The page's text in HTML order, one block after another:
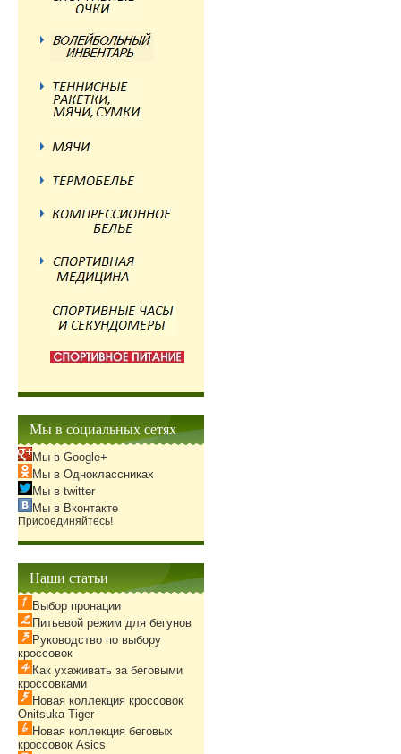
Мы в социальных сетях
Мы в Google+
Мы в Одноклассниках
Мы в twitter
Мы в Вконтакте
Присоединяйтесь!
Наши статьи
Выбор пронации
Питьевой режим для бегунов
Руководство по выбору
кроссовок
Как ухаживать за беговыми
кроссовками
Новая коллекция кроссовок
Onitsuka Tiger
Новая коллекция беговых
кроссовок Asics